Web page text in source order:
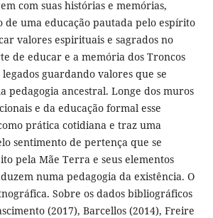
com suas histórias e memórias,
de uma educação pautada pelo espírito
valores espirituais e sagrados no
de educar e a memória dos Troncos
guardando valores que se
pedagogia ancestral. Longe dos muros
e da educação formal esse
prática cotidiana e traz uma
sentimento de pertença que se
pela Mãe Terra e seus elementos
numa pedagogia da existência. O
Sobre os dados bibliográficos
(2017), Barcellos (2014), Freire